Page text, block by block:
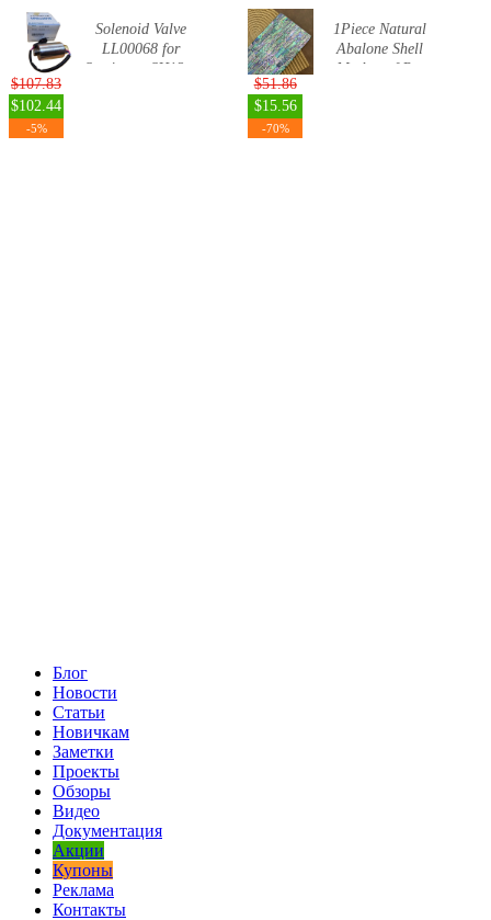
Solenoid Valve
LL00068 for
Sumitomo SH12...
$107.83
$102.44
-5%
1Piece Natural
Abalone Shell
Mother of P...
$51.86
$15.56
-70%
Блог
Новости
Статьи
Новичкам
Заметки
Проекты
Обзоры
Видео
Документация
Акции
Купоны
Реклама
Контакты